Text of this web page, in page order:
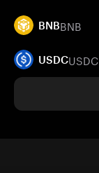
BNBBNB
USDCUSDC